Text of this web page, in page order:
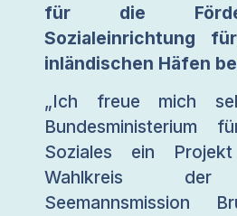
für die
Sozialeinrichtung
inländischen Häfen
„Ich freue mich
Bundesministerium
Soziales ein
Wahlkreis der
Seemannsmission